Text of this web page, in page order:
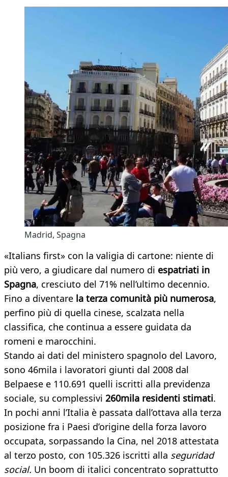
Madrid, Spagna
«Italians first» con la valigia di cartone: niente di
più vero, a giudicare dal numero di espatriati in
Spagna, cresciuto del 71% nell’ultimo decennio.
Fino a diventare la terza comunità più numerosa,
perfino più di quella cinese, scalzata nella
classifica, che continua a essere guidata da
romeni e marocchini.
Stando ai dati del ministero spagnolo del Lavoro,
sono 46mila i lavoratori giunti dal 2008 dal
Belpaese e 110.691 quelli iscritti alla previdenza
sociale, su complessivi 260mila residenti stimati.
In pochi anni l’Italia è passata dall’ottava alla terza
posizione fra i Paesi d’origine della forza lavoro
occupata, sorpassando la Cina, nel 2018 attestata
al terzo posto, con 105.326 iscritti alla seguridad
social. Un boom di italici concentrato soprattutto